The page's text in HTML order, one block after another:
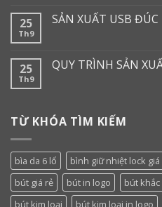
25
Th9
SẢN XUẤT USB ĐÚC
25
Th9
QUY TRÌNH SẢN
TỪ KHÓA TÌM KIẾM
bìa da 6 lổ bình giữ nhiệt lock giá
bút giá rẻ
bút in logo bút
bút kim loại
bút kim loại in logo